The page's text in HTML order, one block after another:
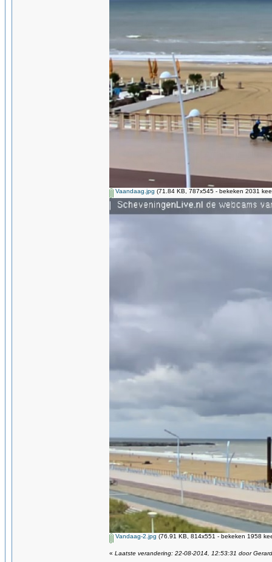
Vaandaag.jpg (71.84 KB, 787x545 - bekeken 2031
Vandaag-2.jpg (76.91 KB, 814x551 - bekeken 1958
« Laatste verandering: 22-08-2014, 12:53:31 door